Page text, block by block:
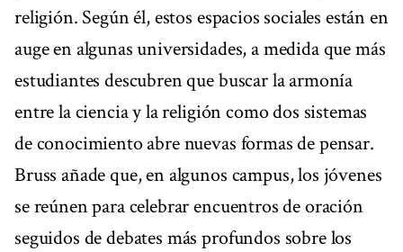
religión. Según él, estos espacios sociales están en
auge en algunas universidades, a medida que más
estudiantes descubren que buscar la armonía
entre la ciencia y la religión como dos sistemas
de conocimiento abre nuevas formas de pensar.
Bruss añade que, en algunos campus, los jóvenes
se reúnen para celebrar encuentros de oración
seguidos de debates más profundos sobre los